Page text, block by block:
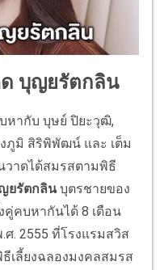
ด บุญยรัตกลิน
หากับ บุษย์ ปิยะวุฒิ,
ภูมิ สิริพิพัฒน์ และ เต็ม
วาดได้สมรสตามพิธี
ยรัตกลินบุตรชายของ
คบหากันได้ 8 เดือน
ศ. 2555 ที่โรงแรมสวิส
เลี้ยงฉลองมงคลสมรส